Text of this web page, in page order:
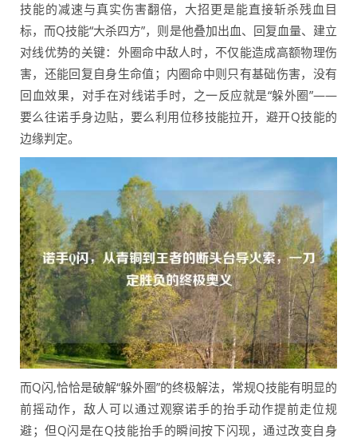
技能的减速与真实伤害翻倍，大招更是能直接斩杀残血目
标，而Q技能“大杀四方”，则是他叠加出血、回复血量、建立
对线优势的关键：外圈命中敌人时，不仅能造成高额物理伤
害，还能回复自身生命值；内圈命中则只有基础伤害，没有
回血效果，对手在对线诺手时，之一反应就是“躲外圈”——
要么往诺手身边贴，要么利用位移技能拉开，避开Q技能的
边缘判定。
而Q闪,恰恰是破解“躲外圈”的终极解法，常规Q技能有明显的
前摇动作，敌人可以通过观察诺手的抬手动作提前走位规
避；但Q闪是在Q技能抬手的瞬间按下闪现，通过改变自身